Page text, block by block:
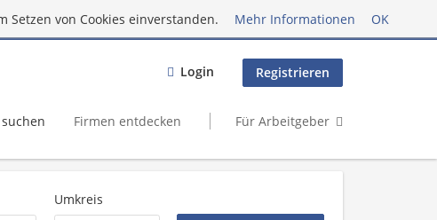
von Cookies einverstanden. Mehr Informationen OK
Login Registrieren
suchen Firmen entdecken Für Arbeitgeber
Umkreis